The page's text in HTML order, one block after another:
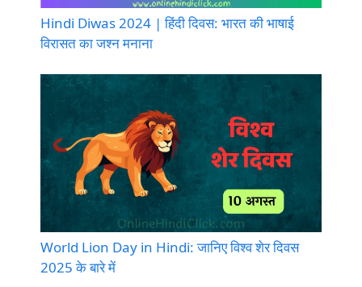
Hindi Diwas 2024 | हिंदी दिवस: भारत की भाषाई
विरासत का जश्न मनाना
World Lion Day in Hindi: जानिए विश्व शेर दिवस
2025 के बारे में